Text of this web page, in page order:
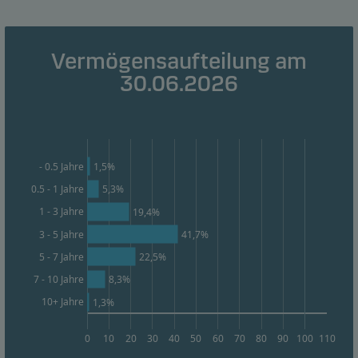
Vermögensaufteilung am
30.06.2026
0 10 20 30 40 50 60 70 80 90 100 110
- 0.5 Jahre
0.5 - 1 Jahre
1 - 3 Jahre
3 - 5 Jahre
5 - 7 Jahre
7 - 10 Jahre
10+ Jahre
1,5%
5,3%
19,4%
41,7%
22,5%
8,3%
1,3%
Diese Cookies verwenden wir, um das Verhalten der
Benutzer unserer Websites auf aggregierter Ebene
nachzuverfolgen. So können wir die Leistung
unserer Websites messen und sie optimieren.
Werbe-Cookies
Durch diese Cookies können wir Sie (Ihr Gerät)
identifizieren und Ihr Verhalten analysieren, um
Ihnen relevante Inhalte bereitzustellen.